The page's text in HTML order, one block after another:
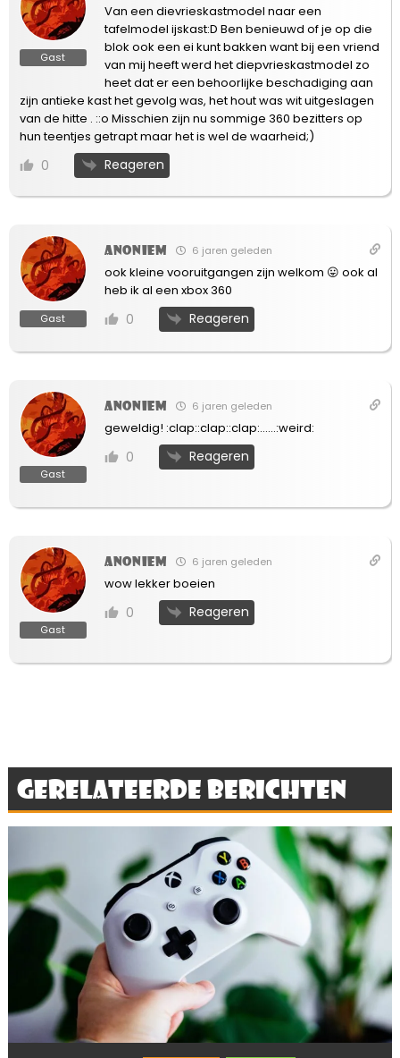
Gast
Van een dievrieskastmodel naar een
tafelmodel ijskast:D Ben benieuwd of je op die
blok ook een ei kunt bakken want bij een vriend
van mij heeft werd het diepvrieskastmodel zo
heet dat er een behoorlijke beschadiging aan
zijn antieke kast het gevolg was, het hout was wit uitgeslagen
van de hitte . ::o Misschien zijn nu sommige 360 bezitters op
hun teentjes getrapt maar het is wel de waarheid;)
0 Reageren
Gast
Anoniem 6 jaren geleden
ook kleine vooruitgangen zijn welkom 😛 ook al
heb ik al een xbox 360
0 Reageren
Gast
Anoniem 6 jaren geleden
geweldig! :clap::clap::clap:……:weird:
0 Reageren
Gast
Anoniem 6 jaren geleden
wow lekker boeien
0 Reageren
Gerelateerde berichten